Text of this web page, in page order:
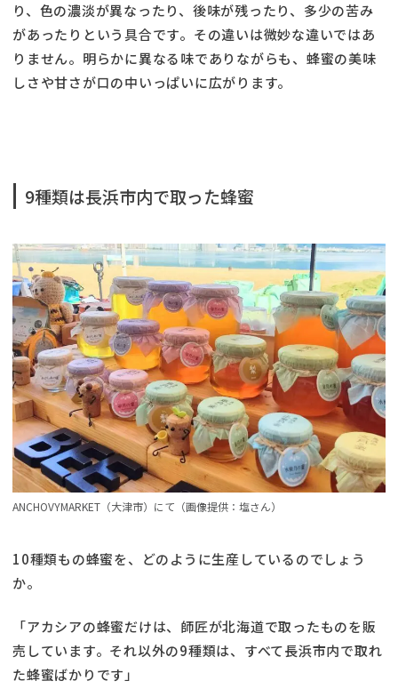
り、色の濃淡が異なったり、後味が残ったり、多少の苦み
があったりという具合です。その違いは微妙な違いではあ
りません。明らかに異なる味でありながらも、蜂蜜の美味
しさや甘さが口の中いっぱいに広がります。
9種類は長浜市内で取った蜂蜜
ANCHOVYMARKET（大津市）にて（画像提供：塩さん）
10種類もの蜂蜜を、どのように生産しているのでしょう
か。
「アカシアの蜂蜜だけは、師匠が北海道で取ったものを販
売しています。それ以外の9種類は、すべて長浜市内で取れ
た蜂蜜ばかりです」